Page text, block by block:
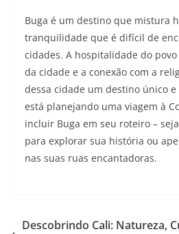
Buga é um destino que mistura
tranquilidade que é difícil de
cidades. A hospitalidade do
da cidade e a conexão com a
dessa cidade um destino único e
está planejando uma viagem à
incluir Buga em seu roteiro –
para explorar sua história ou
nas suas ruas encantadoras.
Descobrindo Cali: Natureza,